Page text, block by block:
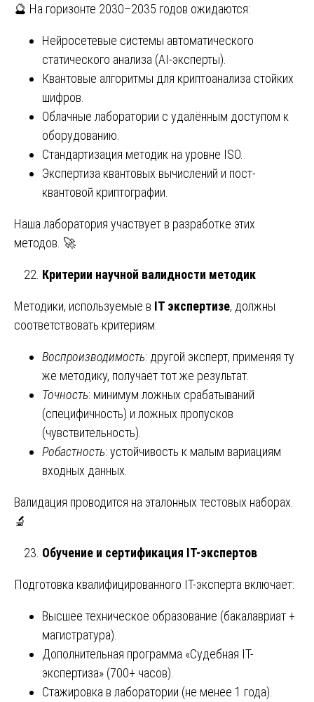
🔮 На горизонте 2030–2035 годов ожидаются:
Нейросетевые системы автоматического
статического анализа (AI-эксперты).
Квантовые алгоритмы для криптоанализа стойких
шифров.
Облачные лаборатории с удалённым доступом к
оборудованию.
Стандартизация методик на уровне ISO.
Экспертиза квантовых вычислений и пост-
квантовой криптографии.
Наша лаборатория участвует в разработке этих
методов. 🚀
Критерии научной валидности методик
Методики, используемые в IT экспертизе, должны
соответствовать критериям:
Воспроизводимость: другой эксперт, применяя ту
же методику, получает тот же результат.
Точность: минимум ложных срабатываний
(специфичность) и ложных пропусков
(чувствительность).
Робастность: устойчивость к малым вариациям
входных данных.
Валидация проводится на эталонных тестовых наборах.
🔬
Обучение и сертификация IT-экспертов
Подготовка квалифицированного IT-эксперта включает:
Высшее техническое образование (бакалавриат +
магистратура).
Дополнительная программа «Судебная IT-
экспертиза» (700+ часов).
Стажировка в лаборатории (не менее 1 года).